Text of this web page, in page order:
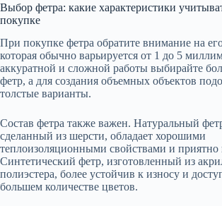
Выбор фетра: какие характеристики
покупке
При покупке фетра обратите внимание на
которая обычно варьируется от 1 до 5
аккуратной и сложной работы выбирайте
фетр, а для создания объемных объектов
толстые варианты.
Состав фетра также важен. Натуральный
сделанный из шерсти, обладает хорошими
теплоизоляционными свойствами и приятно
Синтетический фетр, изготовленный из
полиэстера, более устойчив к износу и
большем количестве цветов.